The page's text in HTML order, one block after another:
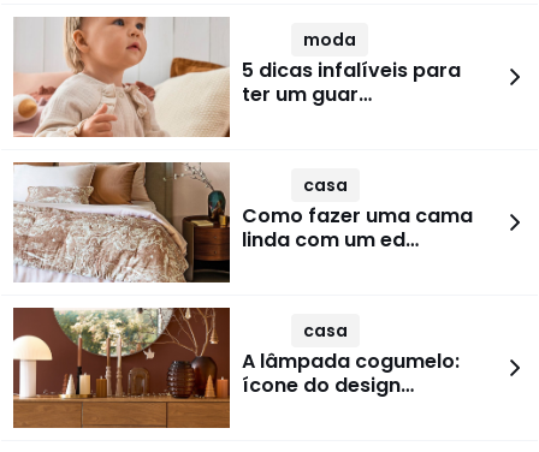
moda
5 dicas infalíveis para
ter um guar…
casa
Como fazer uma cama
linda com um ed…
casa
A lâmpada cogumelo:
ícone do design…